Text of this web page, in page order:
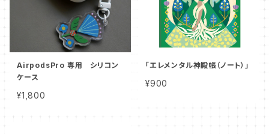
AirpodsPro 専用 シリコン
ケース
¥1,800
「エレメンタル神殿帳（ノート）」
¥900